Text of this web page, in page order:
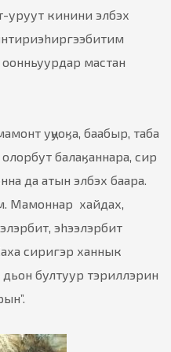
уруут кинини элбэх
мастан
уңуоӄа, баабыр, таба
балаӄаннара, сир
да атын элбэх баара.
Мамоннар хайдах,
эhээлэрбит
сиригэр ханнык
бултуур тэриллэрин